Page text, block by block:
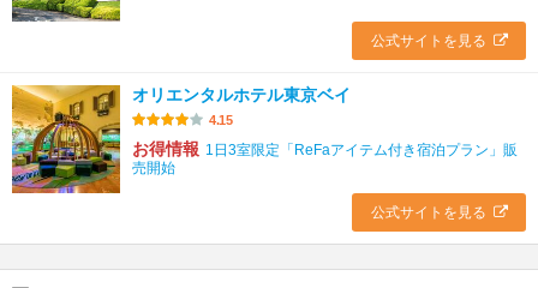
公式サイトを見る
オリエンタルホテル東京ベイ
4.15
お得情報 1日3室限定「ReFaアイテム付き宿泊プラン」販
売開始
公式サイトを見る